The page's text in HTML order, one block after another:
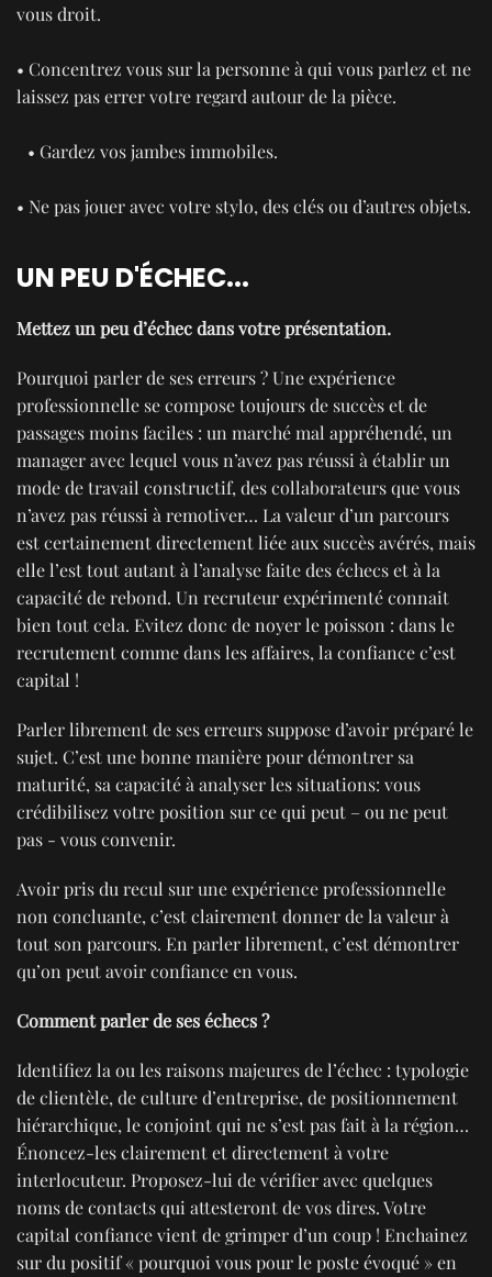
vous droit.
• Concentrez vous sur la personne à qui vous parlez et ne
laissez pas errer votre regard autour de la pièce.
• Gardez vos jambes immobiles.
• Ne pas jouer avec votre stylo, des clés ou d’autres objets.
UN PEU D'ÉCHEC...
Mettez un peu d’échec dans votre présentation.
Pourquoi parler de ses erreurs ? Une expérience
professionnelle se compose toujours de succès et de
passages moins faciles : un marché mal appréhendé, un
manager avec lequel vous n’avez pas réussi à établir un
mode de travail constructif, des collaborateurs que vous
n’avez pas réussi à remotiver… La valeur d’un parcours
est certainement directement liée aux succès avérés, mais
elle l’est tout autant à l’analyse faite des échecs et à la
capacité de rebond. Un recruteur expérimenté connait
bien tout cela. Evitez donc de noyer le poisson : dans le
recrutement comme dans les affaires, la confiance c’est
capital !
Parler librement de ses erreurs suppose d’avoir préparé le
sujet. C’est une bonne manière pour démontrer sa
maturité, sa capacité à analyser les situations: vous
crédibilisez votre position sur ce qui peut – ou ne peut
pas - vous convenir.
Avoir pris du recul sur une expérience professionnelle
non concluante, c’est clairement donner de la valeur à
tout son parcours. En parler librement, c’est démontrer
qu’on peut avoir confiance en vous.
Comment parler de ses échecs ?
Identifiez la ou les raisons majeures de l’échec : typologie
de clientèle, de culture d’entreprise, de positionnement
hiérarchique, le conjoint qui ne s’est pas fait à la région…
Énoncez-les clairement et directement à votre
interlocuteur. Proposez-lui de vérifier avec quelques
noms de contacts qui attesteront de vos dires. Votre
capital confiance vient de grimper d’un coup ! Enchainez
sur du positif « pourquoi vous pour le poste évoqué » en